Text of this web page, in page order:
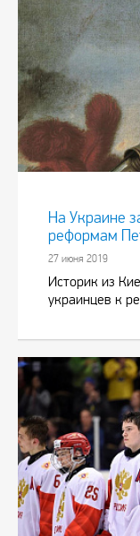
На Украине
реформам
27 июня 2019
Историк из
украинцев к